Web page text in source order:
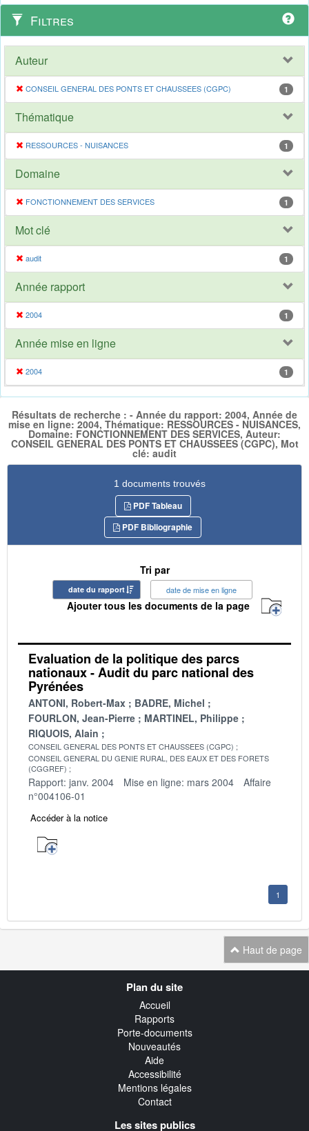
Filtres
Auteur
CONSEIL GENERAL DES PONTS ET CHAUSSEES (CGPC) 1
Thématique
RESSOURCES - NUISANCES 1
Domaine
FONCTIONNEMENT DES SERVICES 1
Mot clé
audit 1
Année rapport
2004 1
Année mise en ligne
2004 1
Résultats de recherche : - Année du rapport: 2004, Année de
mise en ligne: 2004, Thématique: RESSOURCES - NUISANCES,
Domaine: FONCTIONNEMENT DES SERVICES, Auteur:
CONSEIL GENERAL DES PONTS ET CHAUSSEES (CGPC), Mot
clé: audit
1 documents trouvés
PDF Tableau
PDF Bibliographie
Tri par
date du rapport date de mise en ligne
Ajouter tous les documents de la page
Evaluation de la politique des parcs
nationaux - Audit du parc national des
Pyrénées
ANTONI, Robert-Max
BADRE, Michel
FOURLON, Jean-Pierre
MARTINEL, Philippe
RIQUOIS, Alain
CONSEIL GENERAL DES PONTS ET CHAUSSEES (CGPC)
CONSEIL GENERAL DU GENIE RURAL, DES EAUX ET DES FORETS
(CGGREF)
Rapport: janv. 2004 Mise en ligne: mars 2004
Affaire
n°004106-01
Accéder à la notice
1
Haut de page
Plan du site
Accueil
Rapports
Porte-documents
Nouveautés
Aide
Accessibilité
Mentions légales
Contact
Les sites publics